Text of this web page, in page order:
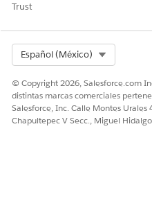
Trust
Español (México)
© Copyright 2026, Salesforce.com
distintas marcas comerciales
Salesforce, Inc. Calle Montes Urales
Chapultepec V Secc., Miguel